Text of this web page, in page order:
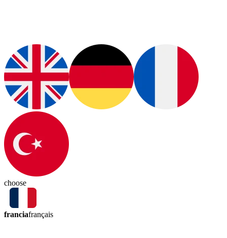
choose
franciafrançais